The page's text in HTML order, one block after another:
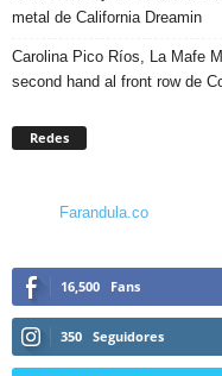
metal de California Dreamin
Carolina Pico Ríos, La Mafe
second hand al front row de
Redes
Farandula.co
16,500 Fans
350 Seguidores